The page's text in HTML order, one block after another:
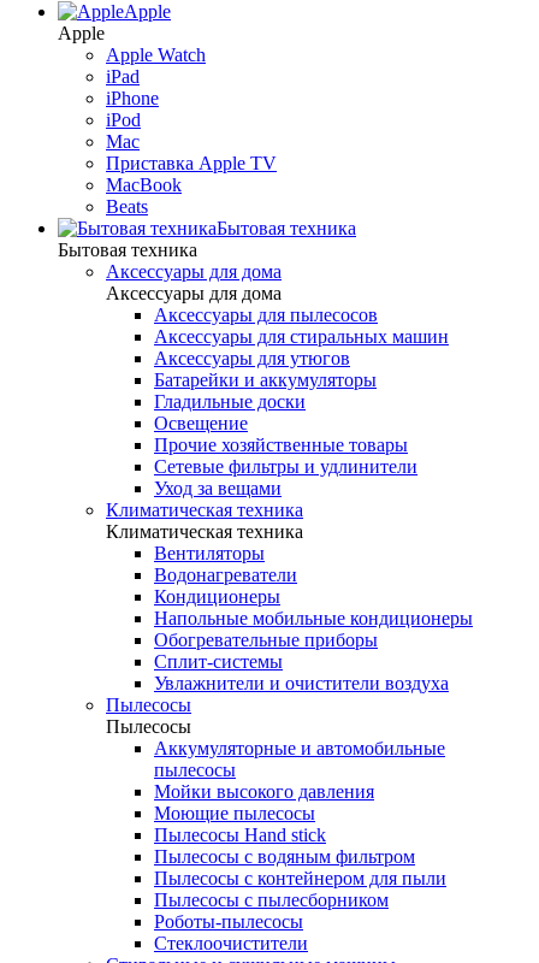
Apple
Apple
Apple Watch
iPad
iPhone
iPod
Mac
Приставка Apple TV
MacBook
Beats
Бытовая техника
Бытовая техника
Аксессуары для дома
Аксессуары для дома
Аксессуары для пылесосов
Аксессуары для стиральных машин
Аксессуары для утюгов
Батарейки и аккумуляторы
Гладильные доски
Освещение
Прочие хозяйственные товары
Сетевые фильтры и удлинители
Уход за вещами
Климатическая техника
Климатическая техника
Вентиляторы
Водонагреватели
Кондиционеры
Напольные мобильные кондиционеры
Обогревательные приборы
Сплит-системы
Увлажнители и очистители воздуха
Пылесосы
Пылесосы
Аккумуляторные и автомобильные
пылесосы
Мойки высокого давления
Моющие пылесосы
Пылесосы Hand stick
Пылесосы с водяным фильтром
Пылесосы с контейнером для пыли
Пылесосы с пылесборником
Роботы-пылесосы
Стеклоочистители